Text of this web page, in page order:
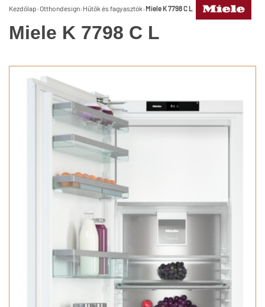
Kezdőlap›Otthondesign› Hűtők és fagyasztók›Miele K 7798 C L
Miele K 7798 C L